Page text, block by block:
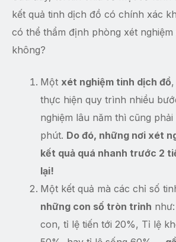
kết quả tinh dịch đồ có chính xác
có thể thẩm định phòng xét nghiệm
không?
Một xét nghiệm tinh dịch đồ
thực hiện quy trình nhiều
nghiệm lâu năm thì cũng phải
phút. Do đó, những nơi xét
kết quả quá nhanh trước 2
lại!
Một kết quả mà các chỉ số
những con số tròn trỉnh
con, tỉ lệ tiến tới 20%, Tỉ lệ